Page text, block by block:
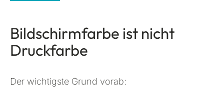
Bildschirmfarbe ist nicht
Druckfarbe
Der wichtigste Grund vorab: